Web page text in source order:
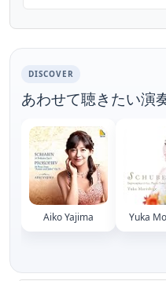
DISCOVER
あわせて聴きたい演
Aiko Yajima Yuka